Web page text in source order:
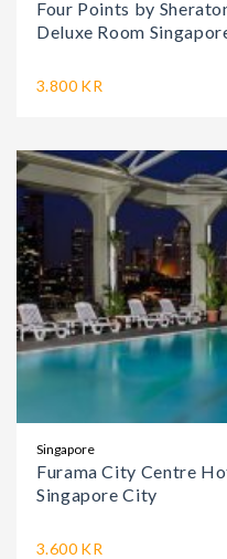
Four Points by
Deluxe Room
3.800 KR
Singapore
Furama City Centre
Singapore City
3.600 KR